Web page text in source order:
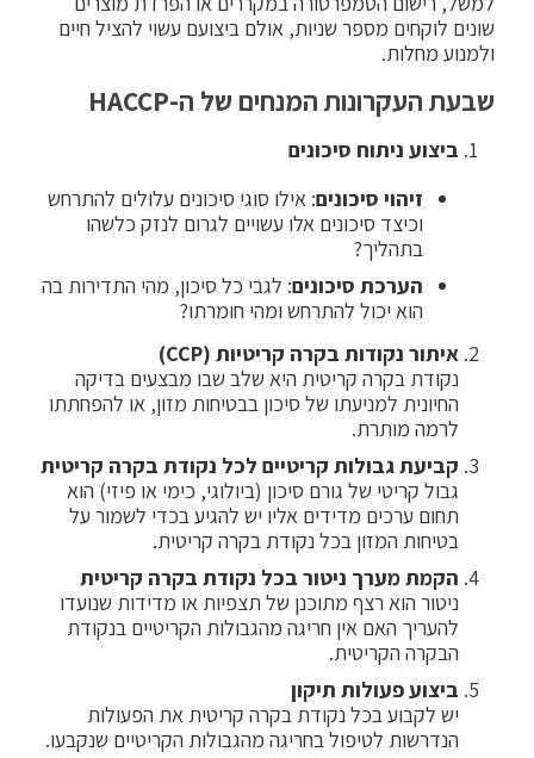
שונים לוקחים מספר שניות, אולם ביצועם עשוי להציל חיים
ולמנוע מחלות.
שבעת העקרונות המנחים של ה-HACCP
ביצוע ניתוח סיכונים
זיהוי סיכונים: אילו סוגי סיכונים עלולים להתרחש
וכיצד סיכונים אלו עשויים לגרום לנזק כלשהו
בתהליך?
הערכת סיכונים: לגבי כל סיכון, מהי התדירות בה
הוא יכול להתרחש ומהי חומרתו?
איתור נקודות בקרה קריטיות (CCP)
נקודת בקרה קריטית היא שלב שבו מבצעים בדיקה
החיונית למניעתו של סיכון בבטיחות מזון, או להפחתתו
לרמה מותרת.
קביעת גבולות קריטיים לכל נקודת בקרה קריטית
גבול קריטי של גורם סיכון (ביולוגי, כימי או פיזי) הוא
תחום ערכים מדידים אליו יש להגיע בכדי לשמור על
בטיחות המזון בכל נקודת בקרה קריטית.
הקמת מערך ניטור בכל נקודת בקרה קריטית
ניטור הוא רצף מתוכנן של תצפיות או מדידות שנועדו
להעריך האם אין חריגה מהגבולות הקריטיים בנקודת
הבקרה הקריטית.
ביצוע פעולות תיקון
יש לקבוע בכל נקודת בקרה קריטית את הפעולות
הנדרשות לטיפול בחריגה מהגבולות הקריטיים שנקבעו.